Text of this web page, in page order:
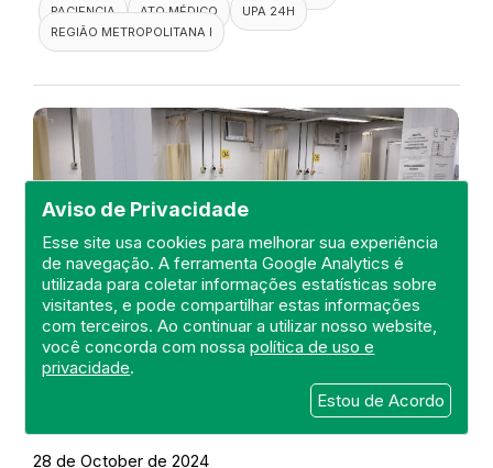
Aviso de Privacidade
Esse site usa cookies para melhorar sua experiência
de navegação. A ferramenta Google Analytics é
utilizada para coletar informações estatísticas sobre
visitantes, e pode compartilhar estas informações
com terceiros. Ao continuar a utilizar nosso website,
você concorda com nossapolítica de uso e
privacidade.
Estou de Acordo
PACIENCIA
ATO MÉDICO
UPA 24H
REGIÃO METROPOLITANA I
Visita a UPA 24H Nova Friburgo
DEFIS
28 de October de 2024